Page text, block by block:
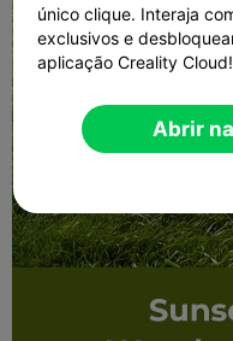
único clique. Interaja
exclusivos e
aplicação Creality Cloud!
Abrir